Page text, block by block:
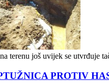
terenu još uvijek se utvrđuje
PROTIV